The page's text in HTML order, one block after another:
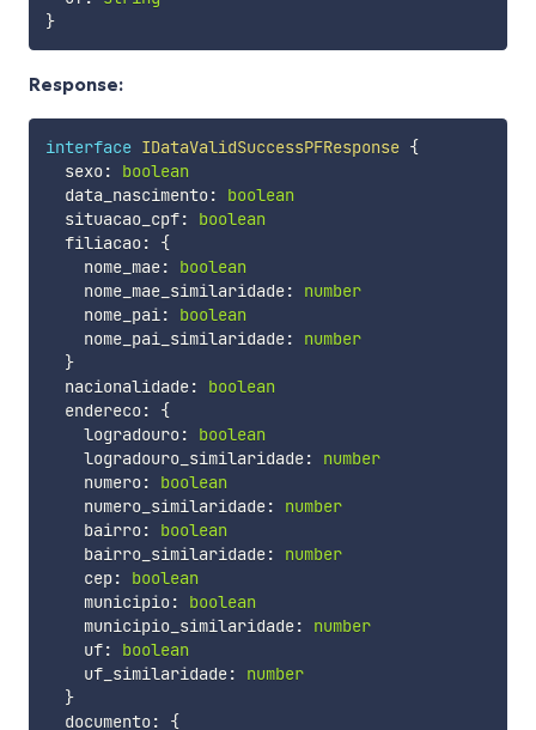
}
Response:
interface IDataValidSuccessPFResponse {
  sexo
:
boolean
  data_nascimento
:
boolean
  situacao_cpf
:
boolean
  filiacao
:
{
    nome_mae
:
boolean
    nome_mae_similaridade
:
number
    nome_pai
:
boolean
    nome_pai_similaridade
:
number
}
  nacionalidade
:
boolean
  endereco
:
{
    logradouro
:
boolean
    logradouro_similaridade
:
number
    numero
:
boolean
    numero_similaridade
:
number
    bairro
:
boolean
    bairro_similaridade
:
number
    cep
:
boolean
    municipio
:
boolean
    municipio_similaridade
:
number
    uf
:
boolean
    uf_similaridade
:
number
}
  documento
:
{